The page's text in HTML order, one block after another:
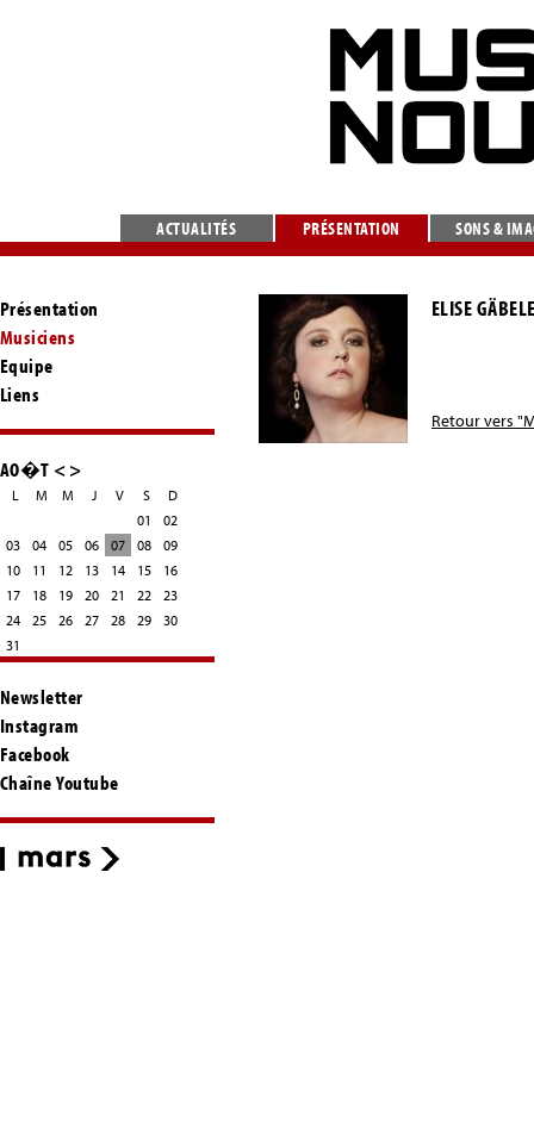
ACTUALITÉS PRÉSENTATION SONS &
Présentation
Musiciens
Equipe
Liens
AO�T <>
L M M J V S
D
01
02
03
04 05 06 07 08
09
10
11 12 13 14 15
16
17
18 19 20 21 22
23
24
25 26 27 28 29
30
31
Newsletter
Instagram
Facebook
Chaîne Youtube
ELISE
Retour vers